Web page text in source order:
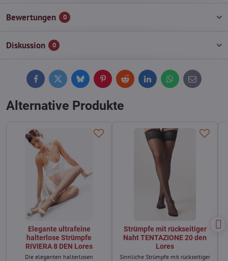
Bewertungen 0
Diskussion 0
FacebookTwitterBlueskyPinterestReddit LinkedInWhatsApp
E-
mail
Alternative Produkte
Elegante ultrafeine
halterlose Strümpfe
RIVIERA 8 DEN Lores
Die eleganten halterlosen
Strümpfe mit rückseitiger
Naht TENTAZIONE 20 den
Lores
Sinnliche Strümpfe mit rückseitiger